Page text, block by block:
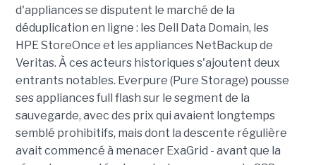
d'appliances se disputent le marché de la
déduplication en ligne : les Dell Data Domain, les
HPE StoreOnce et les appliances NetBackup de
Veritas. À ces acteurs historiques s'ajoutent deux
entrants notables. Everpure (Pure Storage) pousse
ses appliances full flash sur le segment de la
sauvegarde, avec des prix qui avaient longtemps
semblé prohibitifs, mais dont la descente régulière
avait commencé à menacer ExaGrid - avant que la